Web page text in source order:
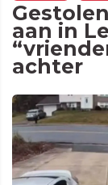
aan in
achter